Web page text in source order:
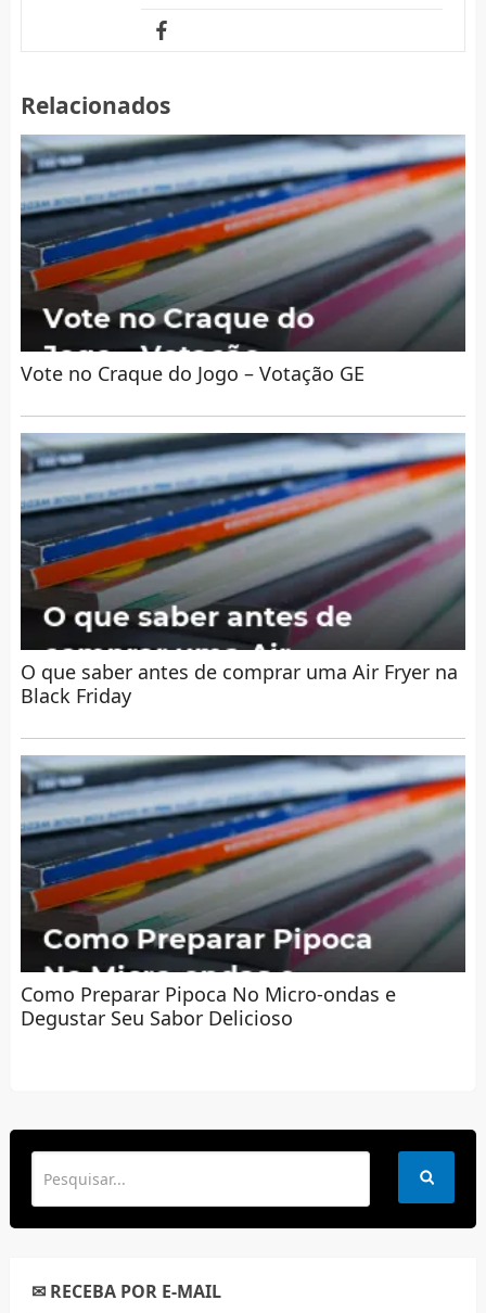
Relacionados
Vote no Craque do Jogo – Votação GE
O que saber antes de comprar uma Air Fryer na
Black Friday
Como Preparar Pipoca No Micro-ondas e
Degustar Seu Sabor Delicioso
✉ RECEBA POR E-MAIL